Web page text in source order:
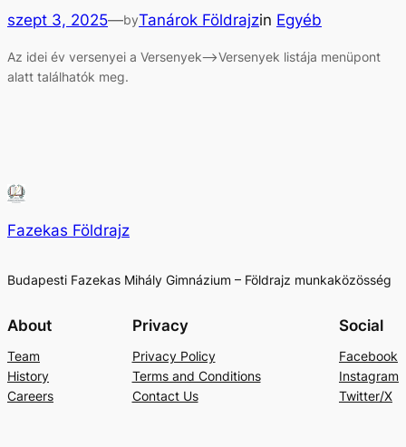
szept 3, 2025—byTanárok Földrajzin Egyéb
Az idei év versenyei a Versenyek–>Versenyek listája menüpont
alatt találhatók meg.
Fazekas Földrajz
Budapesti Fazekas Mihály Gimnázium – Földrajz munkaközösség
About
Team
History
Careers
Privacy
Privacy Policy
Terms and Conditions
Contact Us
Social
Facebook
Instagram
Twitter/X